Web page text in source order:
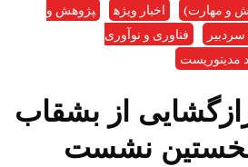
و مهارت) اخبار ویژه
پژوهش و
سردبیر
فناوری و نوآوری
مدیتوریست
از بشقاب
نخستین نشست